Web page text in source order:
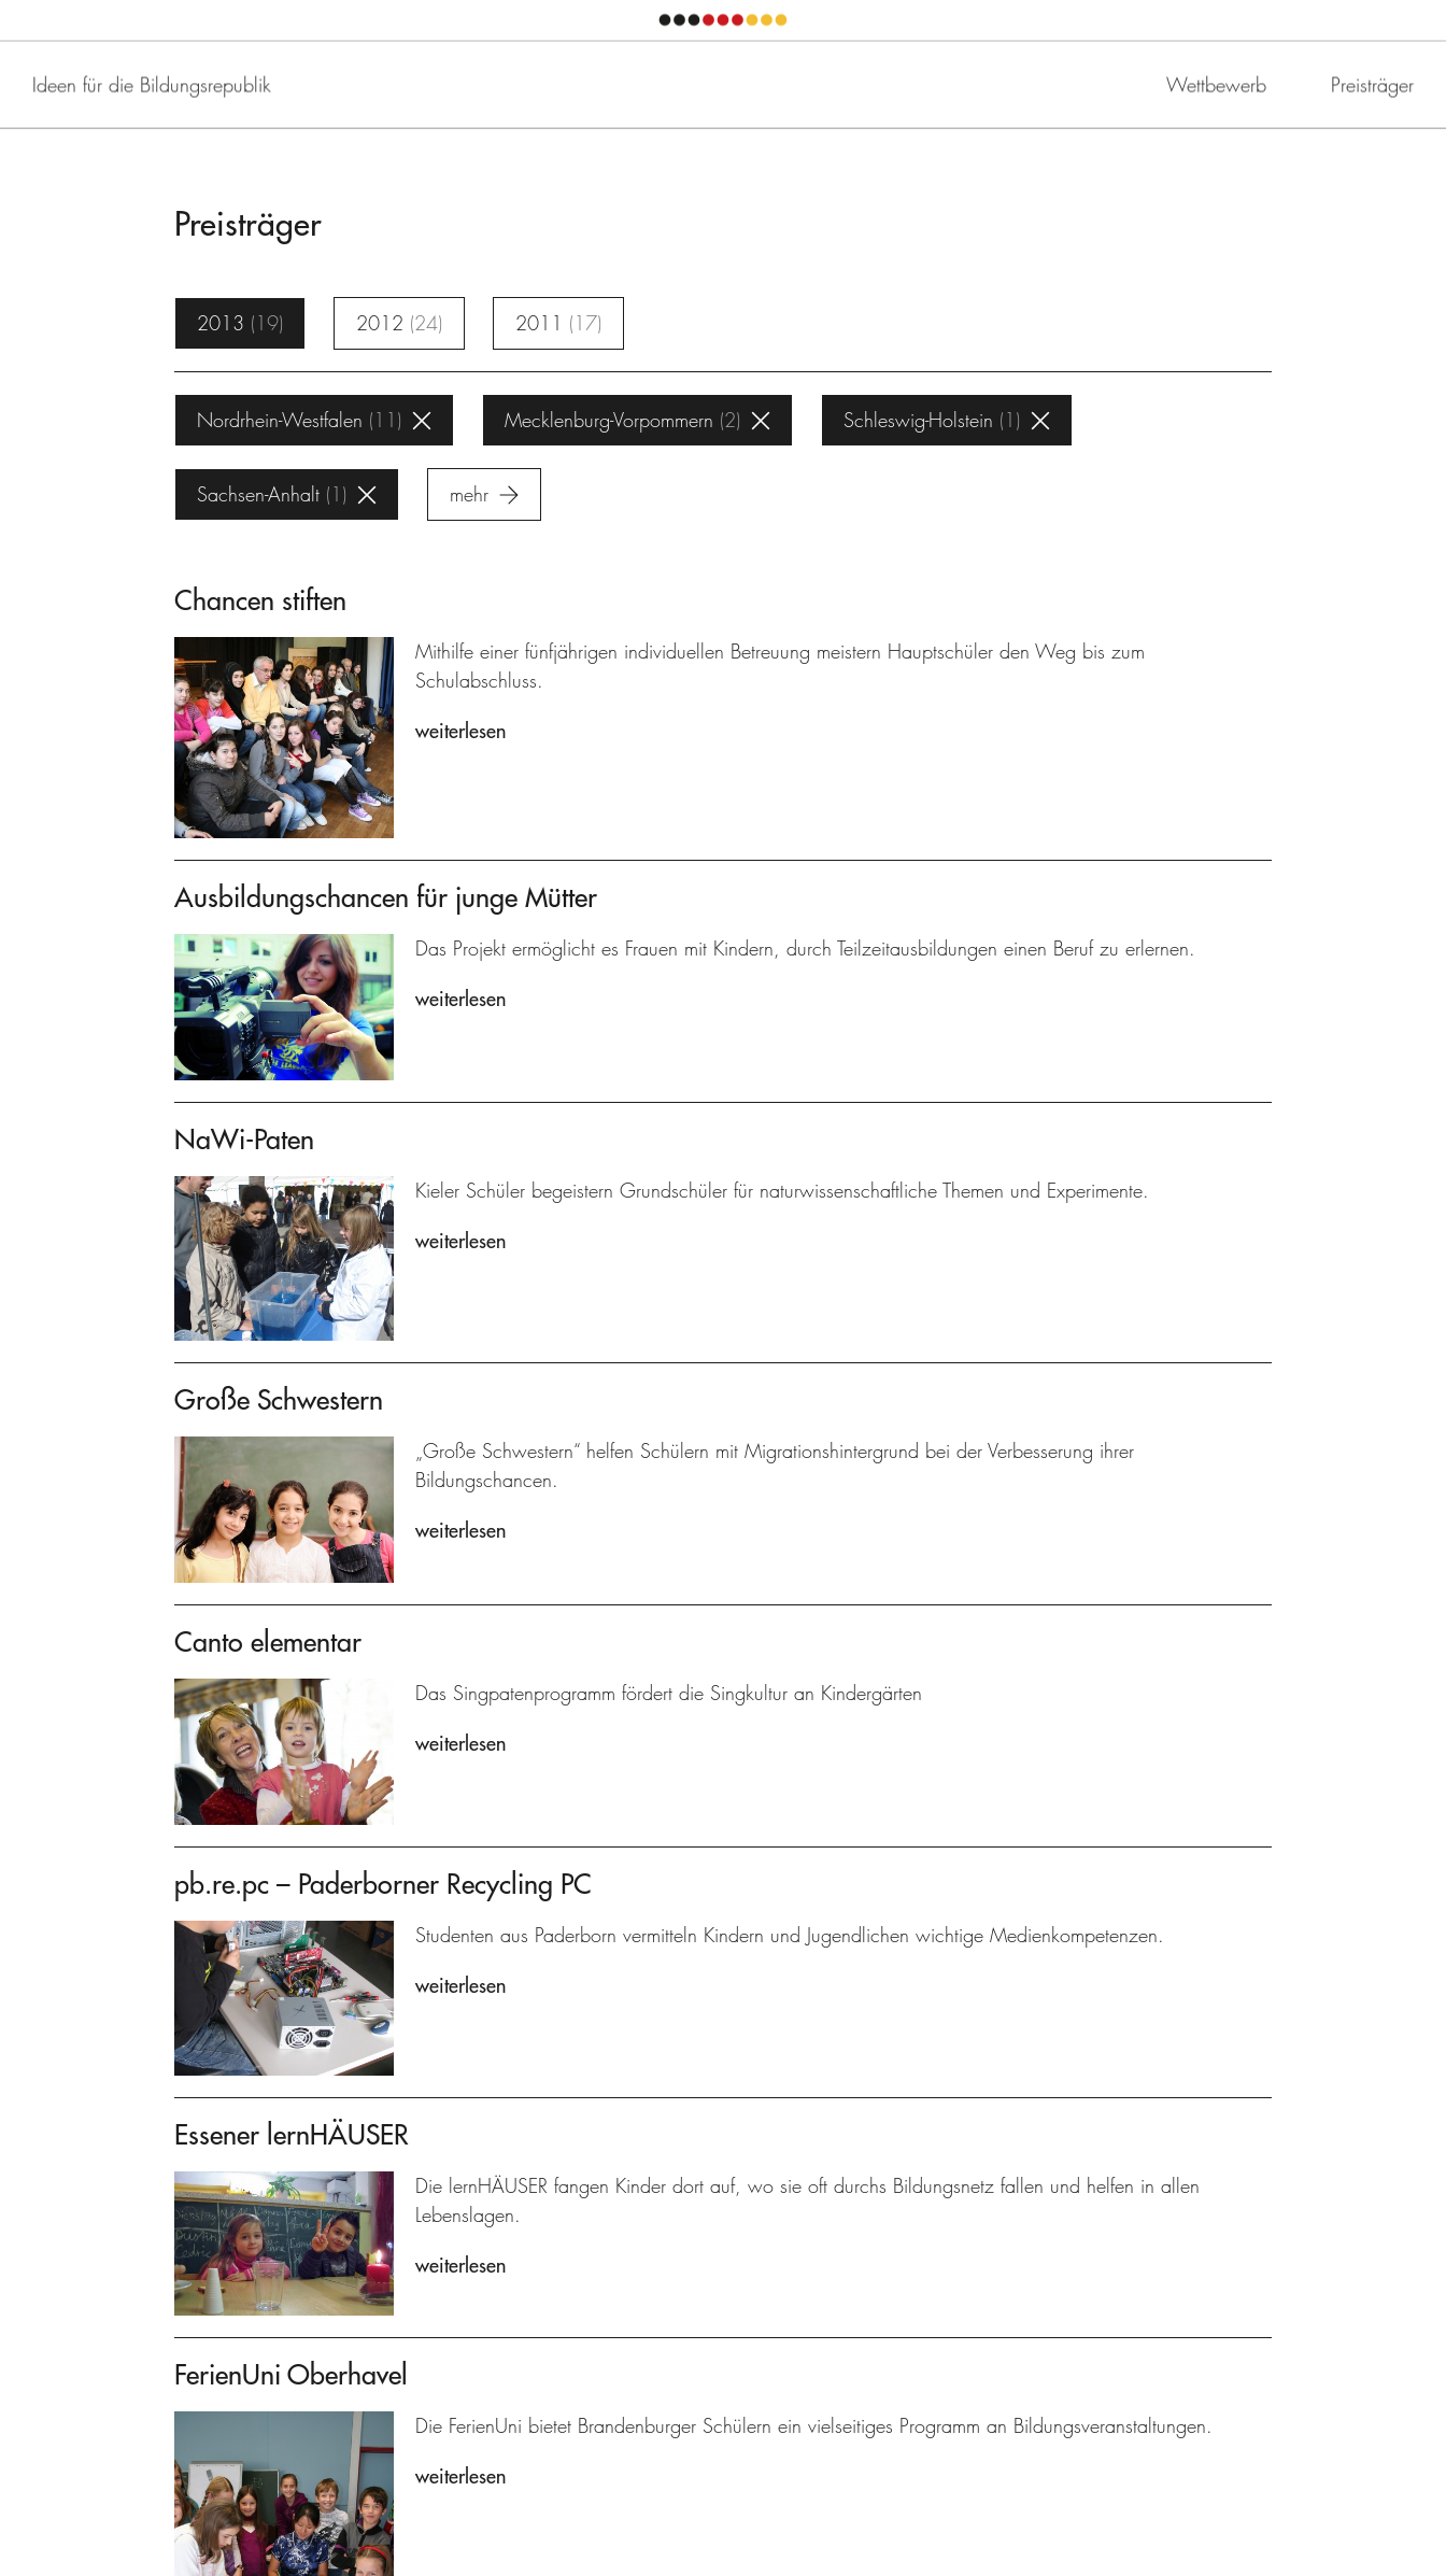
Ideen für die Bildungsrepublik Wettbewerb Preisträger
Preisträger
2013 19 2012 24 2011 17
Nordrhein-Westfalen 11 Mecklenburg-Vorpommern 2 Schleswig-Holstein 1
Sachsen-Anhalt 1 mehr
Chancen stiften
Mithilfe einer fünfjährigen individuellen Betreuung meistern Hauptschüler den Weg bis zum
Schulabschluss.
weiterlesen
Ausbildungschancen für junge Mütter
Das Projekt ermöglicht es Frauen mit Kindern, durch Teilzeitausbildungen einen Beruf zu erlernen.
weiterlesen
NaWi-Paten
Kieler Schüler begeistern Grundschüler für naturwissenschaftliche Themen und Experimente.
weiterlesen
Große Schwestern
„Große Schwestern“ helfen Schülern mit Migrationshintergrund bei der Verbesserung ihrer
Bildungschancen.
weiterlesen
Canto elementar
Das Singpatenprogramm fördert die Singkultur an Kindergärten
weiterlesen
pb.re.pc – Paderborner Recycling PC
Studenten aus Paderborn vermitteln Kindern und Jugendlichen wichtige Medienkompetenzen.
weiterlesen
Essener lernHÄUSER
Die lernHÄUSER fangen Kinder dort auf, wo sie oft durchs Bildungsnetz fallen und helfen in allen
Lebenslagen.
weiterlesen
FerienUni Oberhavel
Die FerienUni bietet Brandenburger Schülern ein vielseitiges Programm an Bildungsveranstaltungen.
weiterlesen